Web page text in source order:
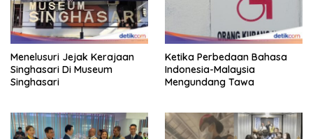
Menelusuri Jejak Kerajaan
Singhasari Di Museum
Singhasari
Ketika Perbedaan Bahasa
Indonesia-Malaysia
Mengundang Tawa